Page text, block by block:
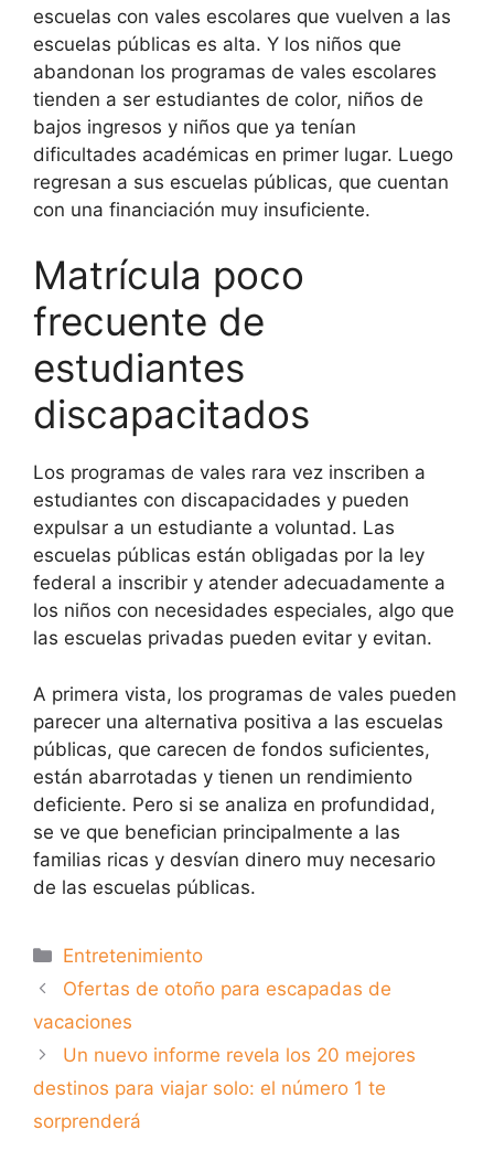
escuelas con vales escolares que vuelven a las
escuelas públicas es alta. Y los niños que
abandonan los programas de vales escolares
tienden a ser estudiantes de color, niños de
bajos ingresos y niños que ya tenían
dificultades académicas en primer lugar. Luego
regresan a sus escuelas públicas, que cuentan
con una financiación muy insuficiente.
Matrícula poco
frecuente de
estudiantes
discapacitados
Los programas de vales rara vez inscriben a
estudiantes con discapacidades y pueden
expulsar a un estudiante a voluntad. Las
escuelas públicas están obligadas por la ley
federal a inscribir y atender adecuadamente a
los niños con necesidades especiales, algo que
las escuelas privadas pueden evitar y evitan.
A primera vista, los programas de vales pueden
parecer una alternativa positiva a las escuelas
públicas, que carecen de fondos suficientes,
están abarrotadas y tienen un rendimiento
deficiente. Pero si se analiza en profundidad,
se ve que benefician principalmente a las
familias ricas y desvían dinero muy necesario
de las escuelas públicas.
Categorías
Entretenimiento
Ofertas de otoño para escapadas de
vacaciones
Un nuevo informe revela los 20 mejores
destinos para viajar solo: el número 1 te
sorprenderá